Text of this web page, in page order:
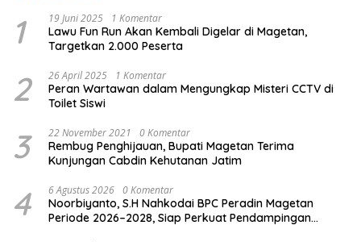
1 19 Juni 2025 1 Komentar
Lawu Fun Run Akan Kembali Digelar di Magetan,
Targetkan 2.000 Peserta
2 26 April 2025 1 Komentar
Peran Wartawan dalam Mengungkap Misteri CCTV di
Toilet Siswi
3 22 November 2021 0 Komentar
Rembug Penghijauan, Bupati Magetan Terima
Kunjungan Cabdin Kehutanan Jatim
4 6 Agustus 2026 0 Komentar
Noorbiyanto, S.H Nahkodai BPC Peradin Magetan
Periode 2026–2028, Siap Perkuat Pendampingan